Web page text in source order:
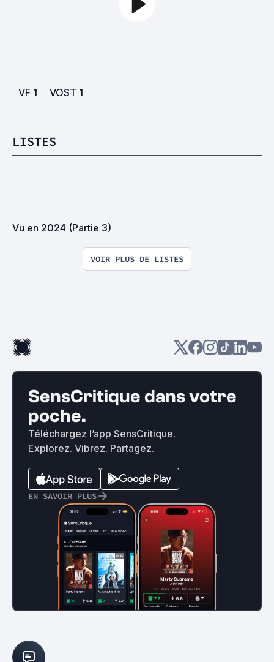
VF 1 VOST 1
LISTES
Vu en 2024 (Partie 3)
VOIR PLUS DE LISTES
SensCritique dans votre
poche.
Téléchargez l’app SensCritique.
Explorez. Vibrez. Partagez.
EN SAVOIR PLUS